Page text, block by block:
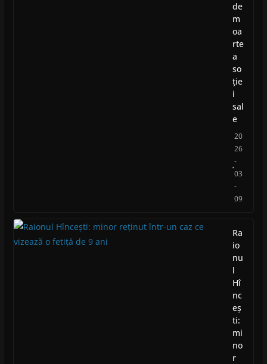
de
m
oa
rte
a
so
ție
i
sal
e
20
26
-
03
-
09
Ra
io
nu
l
Hî
nc
eș
ti:
mi
no
r